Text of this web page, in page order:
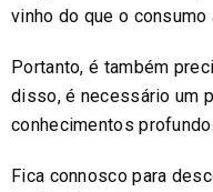
vinho do que o
Portanto, é também
disso, é necessário um
conhecimentos
Fica connosco para